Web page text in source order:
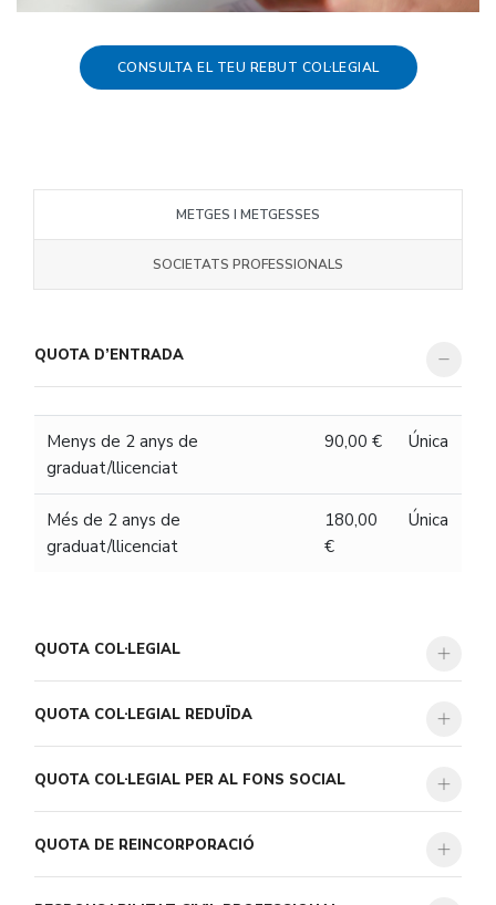
CONSULTA EL TEU REBUT COL·LEGIAL
METGES I METGESSES
SOCIETATS PROFESSIONALS
QUOTA D’ENTRADA
Menys de 2 anys de
graduat/llicenciat
90,00 € Única
Més de 2 anys de
graduat/llicenciat
180,00
€
Única
QUOTA COL·LEGIAL
QUOTA COL·LEGIAL REDUÏDA
QUOTA COL·LEGIAL PER AL FONS SOCIAL
QUOTA DE REINCORPORACIÓ